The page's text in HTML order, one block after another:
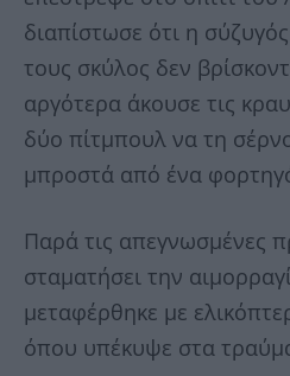
διαπίστωσε ότι η
τους σκύλος δεν
αργότερα άκουσε τις
δύο πίτμπουλ να τη
μπροστά από ένα
Παρά τις απεγνωσμένες
σταματήσει την
μεταφέρθηκε με
όπου υπέκυψε στα